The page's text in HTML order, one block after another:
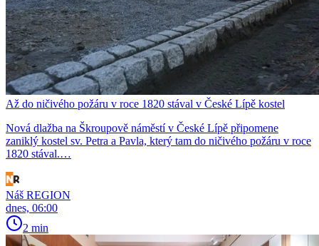
Až do ničivého požáru v roce 1820 stával v České Lípě kostel
Nová dlažba na Škroupově náměstí v České Lípě připomene
zaniklý kostel sv. Petra a Pavla, který tam do ničivého požáru v roce
1820 stával.…
Náš REGION
dnes, 06:00
2 min